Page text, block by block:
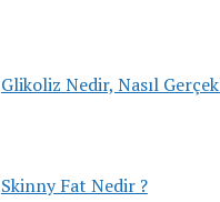
Glikoliz Nedir, Nasıl
Skinny Fat Nedir ?